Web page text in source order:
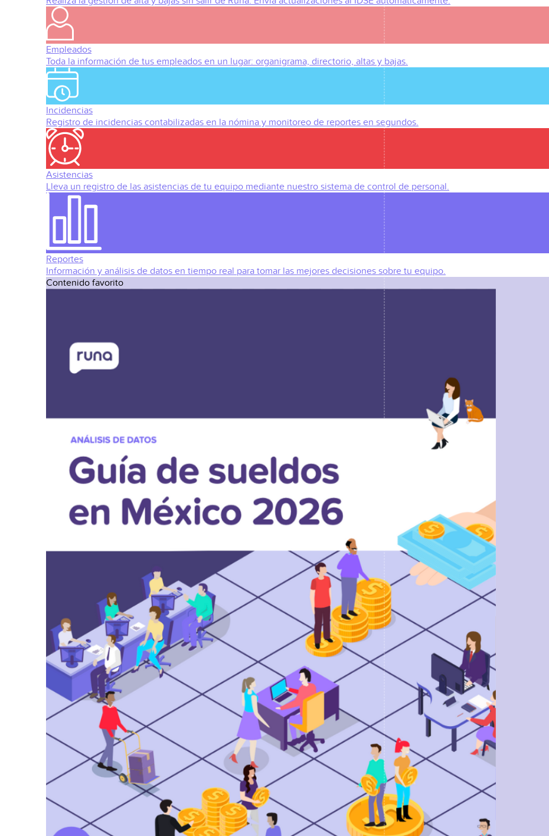
Empleados
Toda la información de tus empleados en un lugar: organigrama, directorio, altas y bajas.
Incidencias
Registro de incidencias contabilizadas en la nómina y monitoreo de reportes en segundos.
Asistencias
Lleva un registro de las asistencias de tu equipo mediante nuestro sistema de control de personal.
Reportes
Información y análisis de datos en tiempo real para tomar las mejores decisiones sobre tu equipo.
Contenido favorito